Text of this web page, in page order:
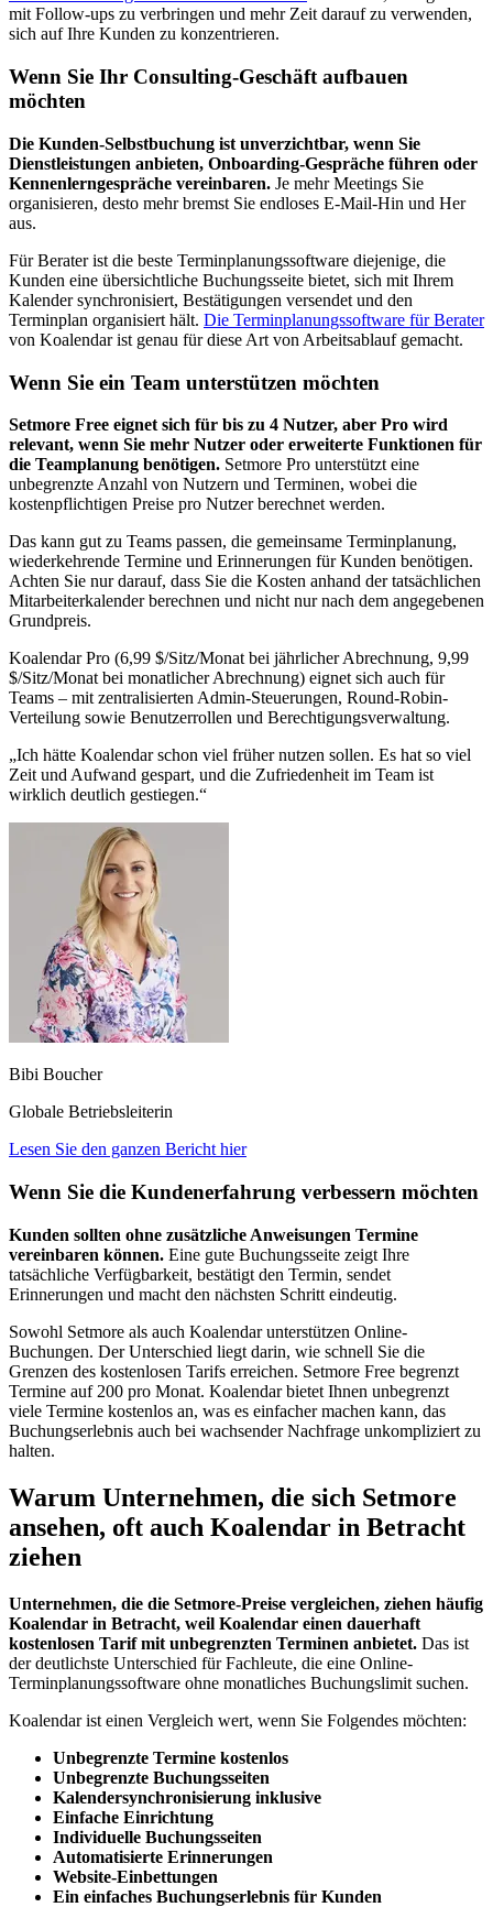
mit Follow-ups zu verbringen und mehr Zeit darauf zu verwenden,
sich auf Ihre Kunden zu konzentrieren.
Wenn Sie Ihr Consulting-Geschäft aufbauen
möchten
Die Kunden-Selbstbuchung ist unverzichtbar, wenn Sie
Dienstleistungen anbieten, Onboarding-Gespräche führen oder
Kennenlerngespräche vereinbaren. Je mehr Meetings Sie
organisieren, desto mehr bremst Sie endloses E-Mail-Hin und Her
aus.
Für Berater ist die beste Terminplanungssoftware diejenige, die
Kunden eine übersichtliche Buchungsseite bietet, sich mit Ihrem
Kalender synchronisiert, Bestätigungen versendet und den
Terminplan organisiert hält. Die Terminplanungssoftware für Berater
von Koalendar ist genau für diese Art von Arbeitsablauf gemacht.
Wenn Sie ein Team unterstützen möchten
Setmore Free eignet sich für bis zu 4 Nutzer, aber Pro wird
relevant, wenn Sie mehr Nutzer oder erweiterte Funktionen für
die Teamplanung benötigen. Setmore Pro unterstützt eine
unbegrenzte Anzahl von Nutzern und Terminen, wobei die
kostenpflichtigen Preise pro Nutzer berechnet werden.
Das kann gut zu Teams passen, die gemeinsame Terminplanung,
wiederkehrende Termine und Erinnerungen für Kunden benötigen.
Achten Sie nur darauf, dass Sie die Kosten anhand der tatsächlichen
Mitarbeiterkalender berechnen und nicht nur nach dem angegebenen
Grundpreis.
Koalendar Pro (6,99 $/Sitz/Monat bei jährlicher Abrechnung, 9,99
$/Sitz/Monat bei monatlicher Abrechnung) eignet sich auch für
Teams – mit zentralisierten Admin-Steuerungen, Round-Robin-
Verteilung sowie Benutzerrollen und Berechtigungsverwaltung.
„Ich hätte Koalendar schon viel früher nutzen sollen. Es hat so viel
Zeit und Aufwand gespart, und die Zufriedenheit im Team ist
wirklich deutlich gestiegen.“
Bibi Boucher
Globale Betriebsleiterin
Lesen Sie den ganzen Bericht hier
Wenn Sie die Kundenerfahrung verbessern möchten
Kunden sollten ohne zusätzliche Anweisungen Termine
vereinbaren können. Eine gute Buchungsseite zeigt Ihre
tatsächliche Verfügbarkeit, bestätigt den Termin, sendet
Erinnerungen und macht den nächsten Schritt eindeutig.
Sowohl Setmore als auch Koalendar unterstützen Online-
Buchungen. Der Unterschied liegt darin, wie schnell Sie die
Grenzen des kostenlosen Tarifs erreichen. Setmore Free begrenzt
Termine auf 200 pro Monat. Koalendar bietet Ihnen unbegrenzt
viele Termine kostenlos an, was es einfacher machen kann, das
Buchungserlebnis auch bei wachsender Nachfrage unkompliziert zu
halten.
Warum Unternehmen, die sich Setmore
ansehen, oft auch Koalendar in Betracht
ziehen
Unternehmen, die die Setmore-Preise vergleichen, ziehen häufig
Koalendar in Betracht, weil Koalendar einen dauerhaft
kostenlosen Tarif mit unbegrenzten Terminen anbietet. Das ist
der deutlichste Unterschied für Fachleute, die eine Online-
Terminplanungssoftware ohne monatliches Buchungslimit suchen.
Koalendar ist einen Vergleich wert, wenn Sie Folgendes möchten:
Unbegrenzte Termine kostenlos
Unbegrenzte Buchungsseiten
Kalendersynchronisierung inklusive
Einfache Einrichtung
Individuelle Buchungsseiten
Automatisierte Erinnerungen
Website-Einbettungen
Ein einfaches Buchungserlebnis für Kunden